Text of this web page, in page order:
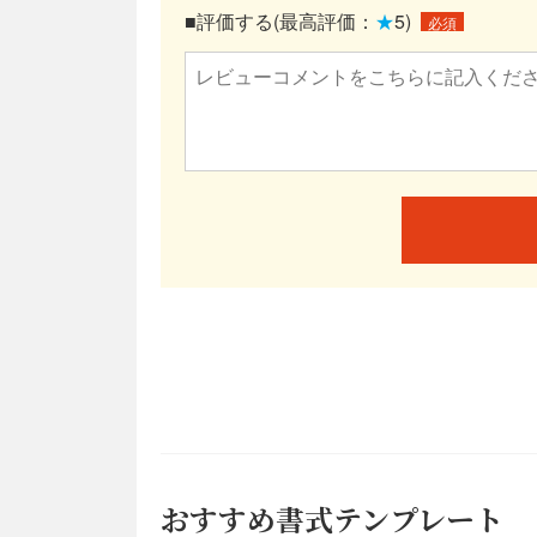
■評価する(最高評価： ★5) 必須
おすすめ書式テンプレート